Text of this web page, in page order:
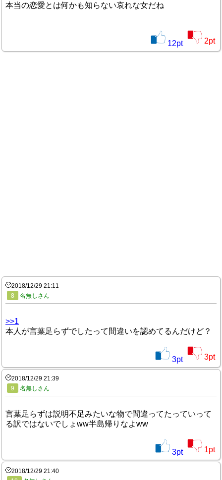
本当の恋愛とは何かも知らない哀れな女だね
12pt 2pt
2018/12/29 21:11
8
名無しさん
>>1
本人が言葉足らずでしたって間違いを認めてるんだけど？
3pt 3pt
2018/12/29 21:39
9
名無しさん
言葉足らずは説明不足みたいな物で間違ってたっていって
る訳ではないでしょww半島帰りなよww
3pt 1pt
2018/12/29 21:40